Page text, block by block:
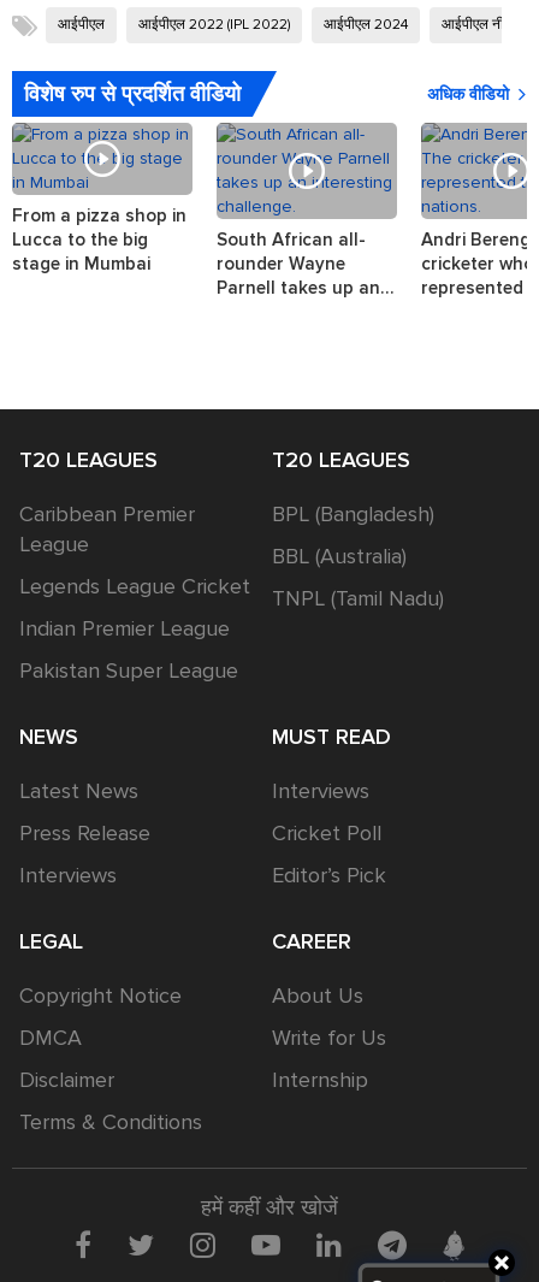
आईपीएल आईपीएल 2022 (IPL 2022) आईपीएल 2024 आईपीएल नीलामी
विशेष रुप से प्रदर्शित वीडियो अधिक वीडियो
From a pizza shop in
Lucca to the big
stage in Mumbai
South African all-
rounder Wayne
Parnell takes up an
Andri
cricketer who
represented
T20 LEAGUES
Caribbean Premier
League
Legends League Cricket
Indian Premier League
Pakistan Super League
T20 LEAGUES
BPL (Bangladesh)
BBL (Australia)
TNPL (Tamil Nadu)
NEWS
Latest News
Press Release
Interviews
MUST READ
Interviews
Cricket Poll
Editor’s Pick
LEGAL
Copyright Notice
DMCA
Disclaimer
Terms & Conditions
CAREER
About Us
Write for Us
Internship
हमें कहीं और खोजें